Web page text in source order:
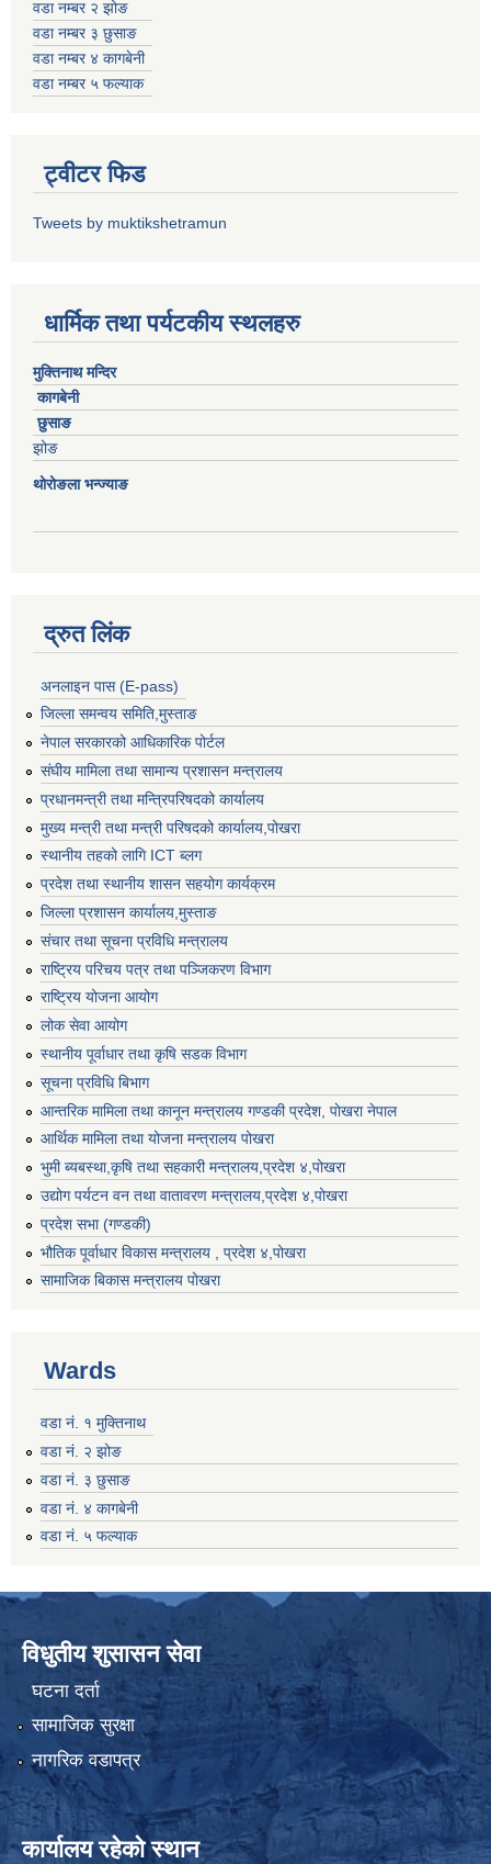
वडा नम्बर २ झोङ
वडा नम्बर ३ छुसाङ
वडा नम्बर ४ कागबेनी
वडा नम्बर ५ फल्याक
ट्वीटर फिड
Tweets by muktikshetramun
धार्मिक तथा पर्यटकीय स्थलहरु
मुक्तिनाथ मन्दिर
कागबेनी
छुसाङ
झोङ
थोरोङला भन्ज्याङ
द्रुत लिंक
अनलाइन पास (E-pass)
जिल्ला समन्वय समिति,मुस्ताङ
नेपाल सरकारको आधिकारिक पोर्टल
संघीय मामिला तथा सामान्य प्रशासन मन्त्रालय
प्रधानमन्त्री तथा मन्त्रिपरिषदको कार्यालय
मुख्य मन्त्री तथा मन्त्री परिषदको कार्यालय,पोखरा
स्थानीय तहको लागि ICT ब्लग
प्रदेश तथा स्थानीय शासन सहयोग कार्यक्रम
जिल्ला प्रशासन कार्यालय,मुस्ताङ
संचार तथा सूचना प्रविधि मन्त्रालय
राष्ट्रिय परिचय पत्र तथा पञ्जिकरण विभाग
राष्ट्रिय योजना आयोग
लोक सेवा आयोग
स्थानीय पूर्वाधार तथा कृषि सडक विभाग
सूचना प्रविधि बिभाग
आन्तरिक मामिला तथा कानून मन्त्रालय गण्डकी प्रदेश, पाेखरा नेपाल
आर्थिक मामिला तथा योजना मन्त्रालय पोखरा
भुमी ब्यबस्था,कृषि तथा सहकारी मन्त्रालय,प्रदेश ४,पोखरा
उद्योग पर्यटन वन तथा वातावरण मन्त्रालय,प्रदेश ४,पोखरा
प्रदेश सभा (गण्डकी)
भौतिक पूर्वाधार विकास मन्त्रालय , प्रदेश ४,पोखरा
सामाजिक बिकास मन्त्रालय पोखरा
Wards
वडा नं. १ मुक्तिनाथ
वडा नं. २ झोङ
वडा नं. ३ छुसाङ
वडा नं. ४ कागबेनी
वडा नं. ५ फल्याक
विधुतीय शुसासन सेवा
घटना दर्ता
सामाजिक सुरक्षा
नागरिक वडापत्र
कार्यालय रहेको स्थान